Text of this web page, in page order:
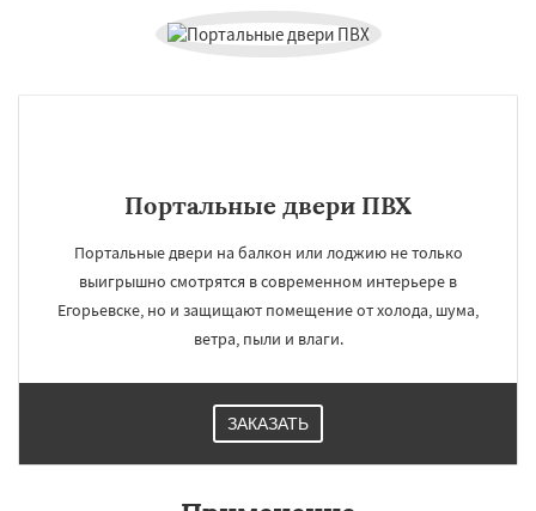
Портальные двери ПВХ
Портальные двери на балкон или лоджию не только
выигрышно смотрятся в современном интерьере в
Егорьевске, но и защищают помещение от холода, шума,
ветра, пыли и влаги.
ЗАКАЗАТЬ